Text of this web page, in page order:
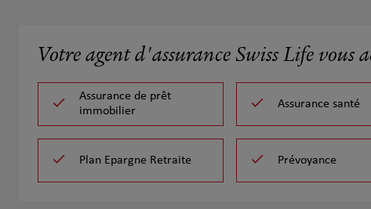
Votre agent d'assurance Swiss Life vous
Assurance de prêt
immobilier
Assurance santé
Plan Epargne Retraite Prévoyance